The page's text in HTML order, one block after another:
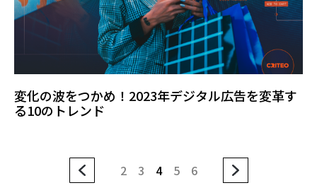
変化の波をつかめ！2023年デジタル広告を変革す
る10のトレンド
2 3 4 5 6